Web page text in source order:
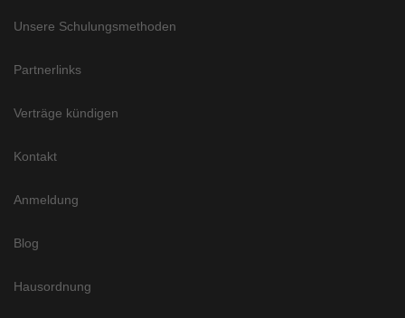
Unsere Schulungsmethoden
Partnerlinks
Verträge kündigen
Kontakt
Anmeldung
Blog
Hausordnung